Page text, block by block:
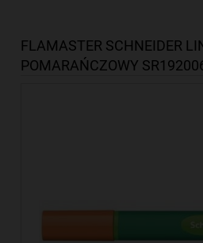
FLAMASTER SCHNEIDER
POMARAŃCZOWY